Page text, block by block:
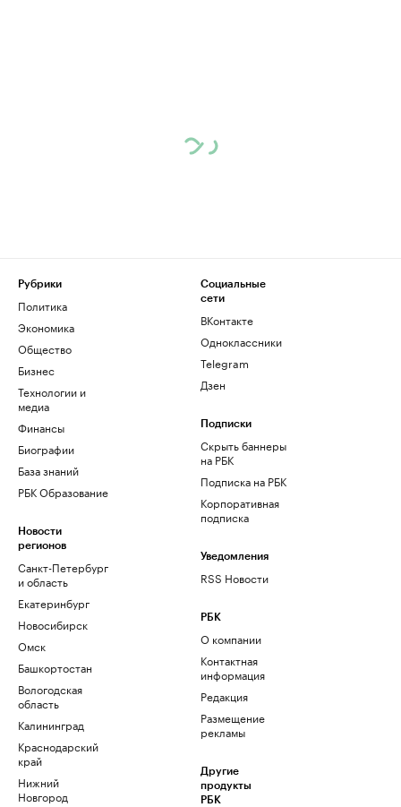
Рубрики
Политика
Экономика
Общество
Бизнес
Технологии и
медиа
Финансы
Биографии
База знаний
РБК Образование
Новости
регионов
Санкт-Петербург
и область
Екатеринбург
Новосибирск
Омск
Башкортостан
Вологодская
область
Калининград
Краснодарский
край
Нижний
Новгород
Социальные
сети
ВКонтакте
Одноклассники
Telegram
Дзен
Подписки
Скрыть баннеры
на РБК
Подписка на РБК
Корпоративная
подписка
Уведомления
RSS Новости
РБК
О компании
Контактная
информация
Редакция
Размещение
рекламы
Другие
продукты
РБК